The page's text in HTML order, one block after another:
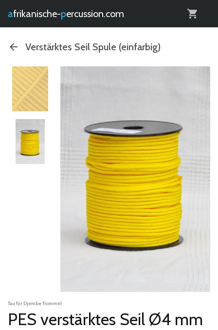
afrikanische- percussion.com
Verstärktes Seil Spule (einfarbig)
Tau für Djembe Trommel
PES verstärktes Seil Ø4 mm